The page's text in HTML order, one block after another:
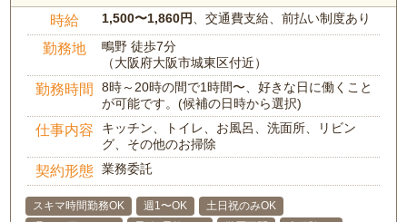
時給 1,500〜1,860円、交通費支給、前払い制度あり
勤務地
鴫野 徒歩7分
（大阪府大阪市城東区付近）
勤務時間
8時～20時の間で1時間〜、好きな日に働くこと
が可能です。(候補の日時から選択)
仕事内容
キッチン、トイレ、お風呂、洗面所、リビン
グ、その他のお掃除
契約形態 業務委託
スキマ時間勤務OK 週1〜OK
土日祝のみOK